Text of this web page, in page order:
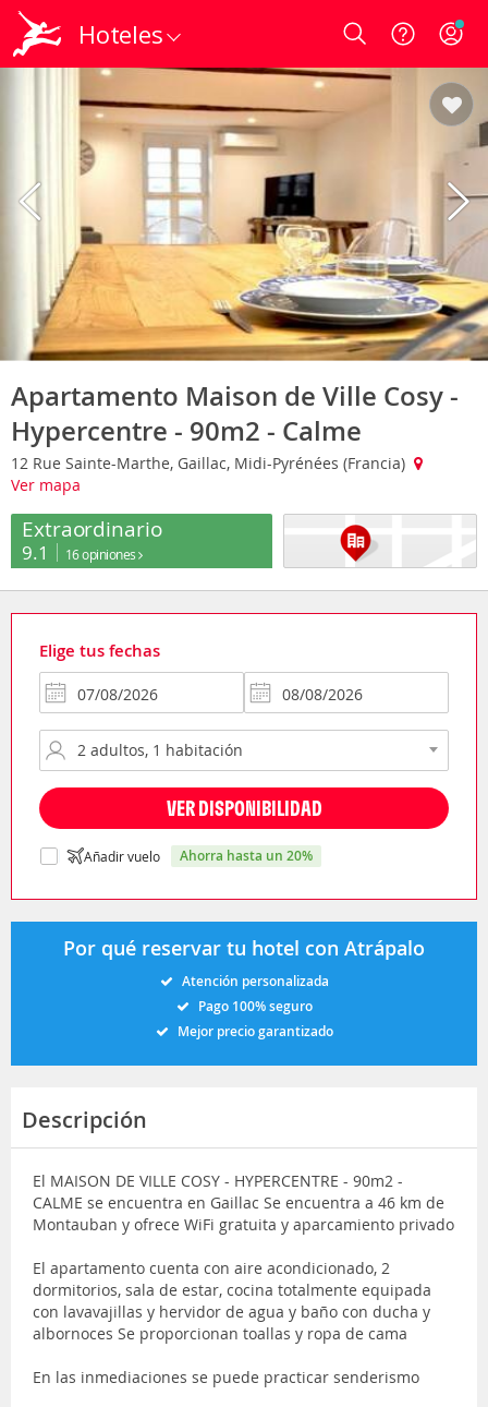
Hoteles Login
Apartamento Maison de Ville Cosy -
Hypercentre - 90m2 - Calme
12 Rue Sainte-Marthe, Gaillac, Midi-Pyrénées (Francia)
Ver mapa
Extraordinario
9.1 16 opiniones
Elige tus fechas
VER DISPONIBILIDAD
Añadir vuelo ahorra hasta un 20%
Por qué reservar tu hotel con Atrápalo
Atención personalizada
Pago 100% seguro
Mejor precio garantizado
Descripción
El MAISON DE VILLE COSY - HYPERCENTRE - 90m2 -
CALME se encuentra en Gaillac Se encuentra a 46 km de
Montauban y ofrece WiFi gratuita y aparcamiento privado
El apartamento cuenta con aire acondicionado, 2
dormitorios, sala de estar, cocina totalmente equipada
con lavavajillas y hervidor de agua y baño con ducha y
albornoces Se proporcionan toallas y ropa de cama
En las inmediaciones se puede practicar senderismo